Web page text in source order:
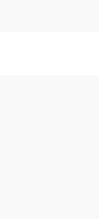
ble utgitt. Det kan